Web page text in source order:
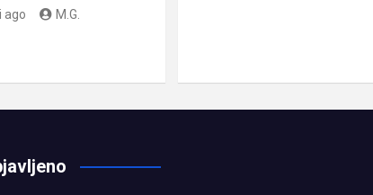
ago M.G.